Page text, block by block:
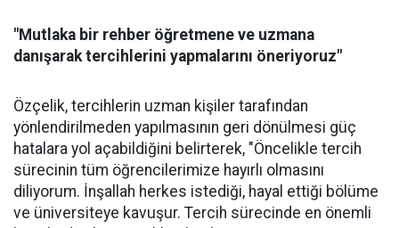
"Mutlaka bir rehber öğretmene ve uzmana
danışarak tercihlerini yapmalarını öneriyoruz"
Özçelik, tercihlerin uzman kişiler tarafından
yönlendirilmeden yapılmasının geri dönülmesi güç
hatalara yol açabildiğini belirterek, "Öncelikle tercih
sürecinin tüm öğrencilerimize hayırlı olmasını
diliyorum. İnşallah herkes istediği, hayal ettiği bölüme
ve üniversiteye kavuşur. Tercih sürecinde en önemli